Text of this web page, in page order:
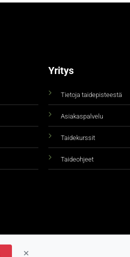
Yritys
Tietoja taidepisteestä
Asiakaspalvelu
Taidekurssit
Taideohjeet
×